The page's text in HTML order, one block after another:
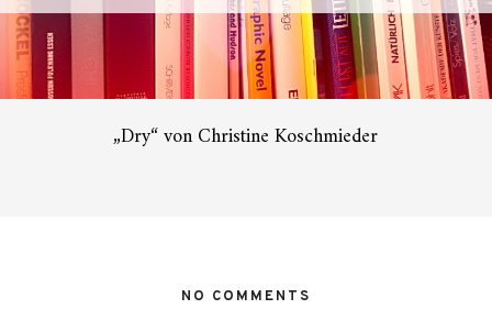
„Dry“ von Christine Koschmieder
NO COMMENTS